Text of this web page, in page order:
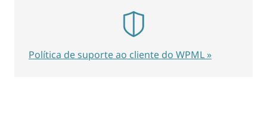
Política de suporte ao cliente do WPML »